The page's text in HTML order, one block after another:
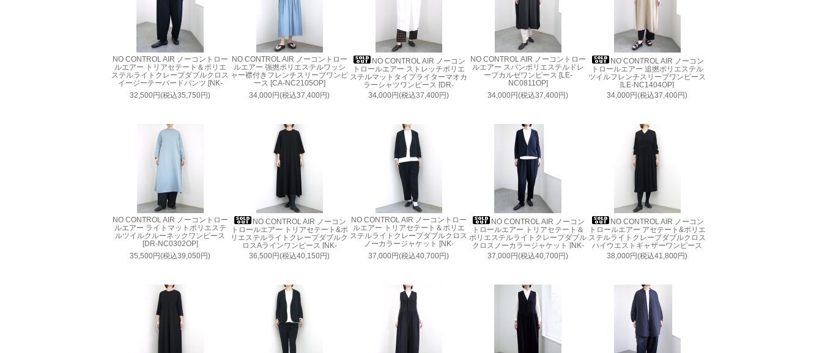
NO CONTROL AIR ノーコントロー
ルエアー トリアセテート＆ポリエ
ステルライトクレープダブルクロス
イージーテーパードパンツ [NK-
NC9843PF]
32,500円(税込35,750円)
NO CONTROL AIR ノーコントロー
ルエアー 強撚ポリエステルワッシ
ャー襟付きフレンチスリーブワンピ
ース [CA-NC2105OP]
34,000円(税込37,400円)
NO CONTROL AIR ノーコン
トロールエアー ストレッチポリエ
ステルマットタイプライターマオカ
ラーシャツワンピース [DR-
NC0515OP]
34,000円(税込37,400円)
NO CONTROL AIR ノーコントロー
ルエアー スパンポリエステルドレ
ープカルゼワンピース [LE-
NC0811OP]
34,000円(税込37,400円)
NO CONTROL AIR ノーコン
トロールエアー 追撚ポリエステル
ツイルフレンチスリーブワンピース
[LE-NC1404OP]
34,000円(税込37,400円)
NO CONTROL AIR ノーコントロー
ルエアー ライトマットポリエステ
ルツイルクルーネックワンピース
[DR-NC0302OP]
35,500円(税込39,050円)
NO CONTROL AIR ノーコン
トロールエアー トリアセテート&ポ
リエステルライトクレープダブルク
ロスAラインワンピース [NK-
NC9833OP]
36,500円(税込40,150円)
NO CONTROL AIR ノーコントロー
ルエアー トリアセテート＆ポリエ
ステルライトクレープダブルクロス
ノーカラージャケット [NK-
NC9817JK]
37,000円(税込40,700円)
NO CONTROL AIR ノーコン
トロールエアー トリアセテート＆
ポリエステルライトクレープダブル
クロスノーカラージャケット [NK-
NC9817JK]
37,000円(税込40,700円)
NO CONTROL AIR ノーコン
トロールエアー アセテート&ポリエ
ステルライトクレープダブルクロス
ハイウエストギャザーワンピース
[NK-NC9909OP]
38,000円(税込41,800円)